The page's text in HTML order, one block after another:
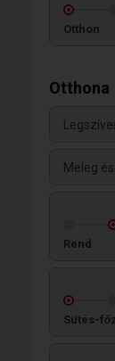
Otthon
Otthona
Meleg
Rend
Sütés-